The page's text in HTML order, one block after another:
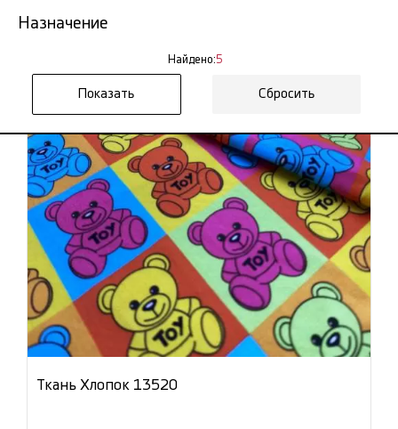
Назначение
Найдено:5
Сбросить
Ткань Хлопок 13520